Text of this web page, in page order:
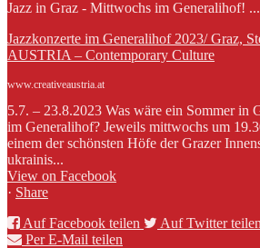
Jazz in Graz - Mittwochs im Generalihof! ...
Jazzkonzerte im Generalihof 2023/ Graz,
AUSTRIA – Contemporary Culture
www.creativeaustria.at
5.7. – 23.8.2023 Was wäre ein Sommer in
im Generalihof? Jeweils mittwochs um
einem der schönsten Höfe der Grazer
ukrainis...
View on Facebook
· Share
Auf Facebook teilen
Auf Twitter teilen
Per E-Mail teilen